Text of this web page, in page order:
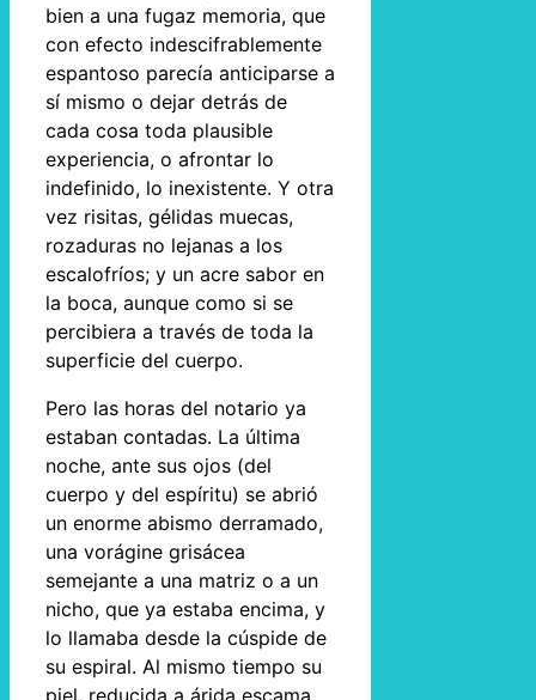
bien a una fugaz memoria, que
con efecto indescifrablemente
espantoso parecía anticiparse a
sí mismo o dejar detrás de
cada cosa toda plausible
experiencia, o afrontar lo
indefinido, lo inexistente. Y otra
vez risitas, gélidas muecas,
rozaduras no lejanas a los
escalofríos; y un acre sabor en
la boca, aunque como si se
percibiera a través de toda la
superficie del cuerpo.
Pero las horas del notario ya
estaban contadas. La última
noche, ante sus ojos (del
cuerpo y del espíritu) se abrió
un enorme abismo derramado,
una vorágine grisácea
semejante a una matriz o a un
nicho, que ya estaba encima, y
lo llamaba desde la cúspide de
su espiral. Al mismo tiempo su
piel, reducida a árida escama,